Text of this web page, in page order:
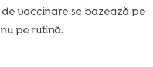
vaccinare se bazează pe
pe rutină.